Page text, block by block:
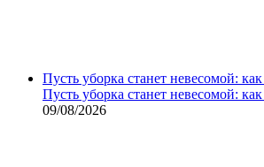
Пусть уборка станет невесомой:
Пусть уборка станет невесомой:
09/08/2026